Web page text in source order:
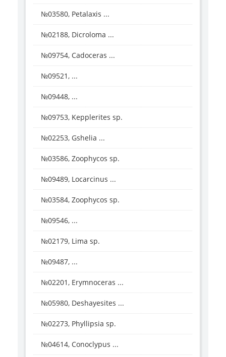
№03580, Petalaxis ...
№02188, Dicroloma ...
№09754, Cadoceras ...
№09521, ...
№09448, ...
№09753, Kepplerites sp.
№02253, Gshelia ...
№03586, Zoophycos sp.
№09489, Locarcinus ...
№03584, Zoophycos sp.
№09546, ...
№02179, Lima sp.
№09487, ...
№02201, Erymnoceras ...
№05980, Deshayesites ...
№02273, Phyllipsia sp.
№04614, Conoclypus ...